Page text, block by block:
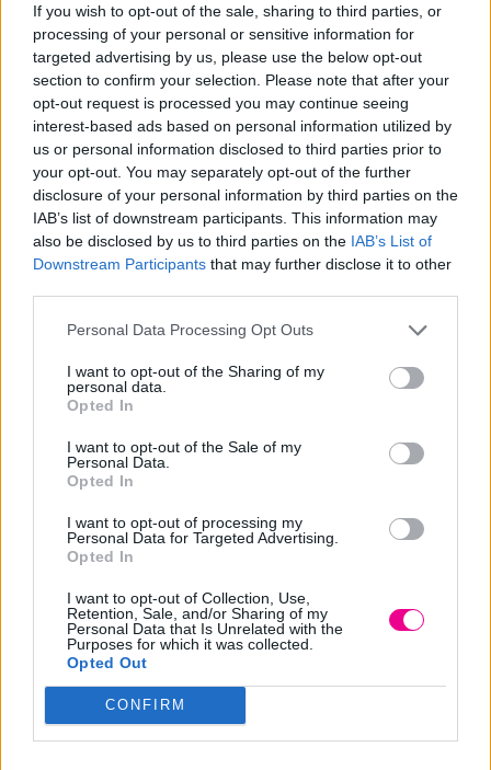
If you wish to opt-out of the sale, sharing to third parties, or
processing of your personal or sensitive information for
targeted advertising by us, please use the below opt-out
section to confirm your selection. Please note that after your
opt-out request is processed you may continue seeing
interest-based ads based on personal information utilized by
us or personal information disclosed to third parties prior to
your opt-out. You may separately opt-out of the further
disclosure of your personal information by third parties on the
IAB’s list of downstream participants. This information may
also be disclosed by us to third parties on the IAB’s List of
Downstream Participants that may further disclose it to other
Personal Data Processing Opt Outs
I want to opt-out of the Sharing of my
personal data.
Opted In
I want to opt-out of the Sale of my
Personal Data.
Opted In
I want to opt-out of processing my
Personal Data for Targeted Advertising.
Opted In
I want to opt-out of Collection, Use,
Retention, Sale, and/or Sharing of my
Personal Data that Is Unrelated with the
Purposes for which it was collected.
Opted Out
CONFIRM
ΕΙΔΗ ΚΟΜΜΩΤΗΡΙΟΥ, ΕΤΑΙΡΕΙΕΣ, ΧΤΕΝΕΣ-ΒΟΥΡΣΕΣ
Share
Περιγραφή
ΒΟΥΡΤΣΑ PARIS Y2K FRAMAR
Βουρτσίστε τα βρεγμένα ή στεγνά μαλλιά με ευκολία.
Ξεμπερδεύει χωρίς κόπο ακόμα και τους πιο επίμονους
Ιδανικό για όλους τους τύπους μαλλιών. Φιλικό για
επέκταση και περούκα.